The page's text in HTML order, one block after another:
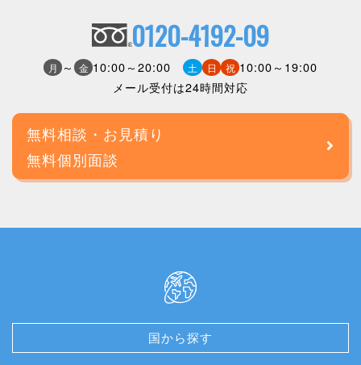
0120-4192-09
月 ～ 金 10:00～20:00 土 日 祝 10:00～19:00
メール受付は24時間対応
無料相談・お見積り
無料個別面談
国から探す